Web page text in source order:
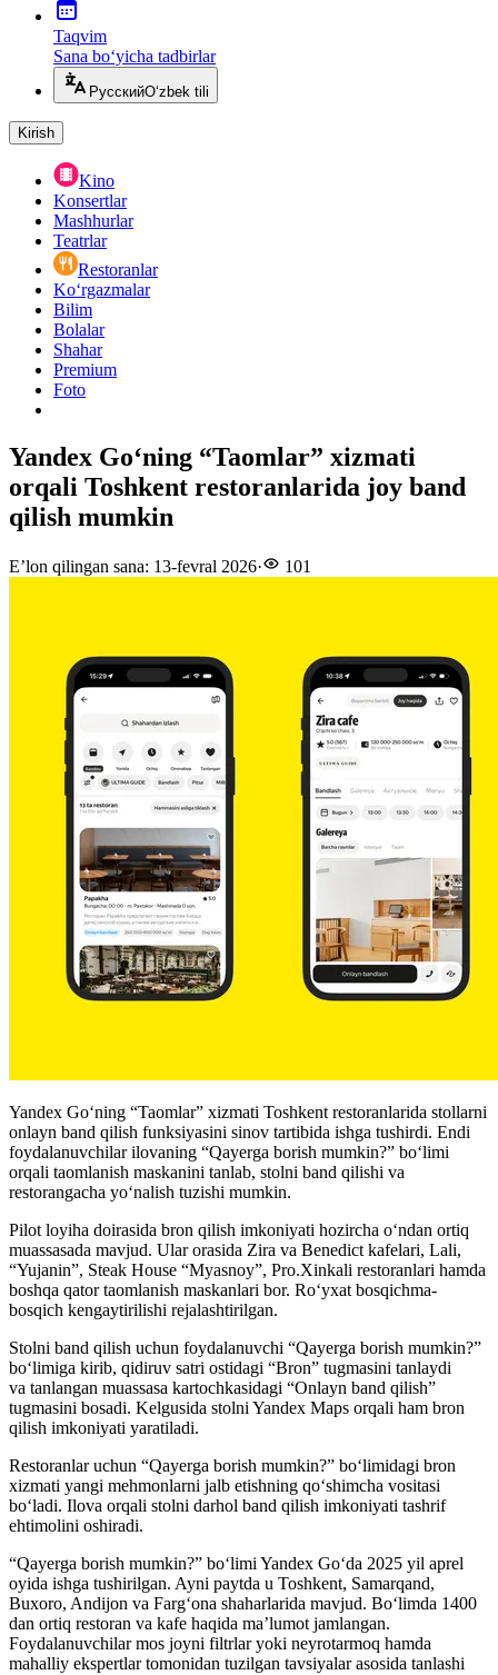
Taqvim
Sana bo‘yicha tadbirlar
РусскийO‘zbek tili
Kirish
Kino
Konsertlar
Mashhurlar
Teatrlar
Restoranlar
Ko‘rgazmalar
Bilim
Bolalar
Shahar
Premium
Foto
Yandex Goʻning “Taomlar” xizmati
orqali Toshkent restoranlarida joy band
qilish mumkin
E’lon qilingan sana: 13-fevral 2026· 101
Yandex Go‘ning “Taomlar” xizmati Toshkent restoranlarida stollarni
onlayn band qilish funksiyasini sinov tartibida ishga tushirdi. Endi
foydalanuvchilar ilovaning “Qayerga borish mumkin?” bo‘limi
orqali taomlanish maskanini tanlab, stolni band qilishi va
restorangacha yo‘nalish tuzishi mumkin.
Pilot loyiha doirasida bron qilish imkoniyati hozircha o‘ndan ortiq
muassasada mavjud. Ular orasida Zira va Benedict kafelari, Lali,
“Yujanin”, Steak House “Myasnoy”, Pro.Xinkali restoranlari hamda
boshqa qator taomlanish maskanlari bor. Ro‘yxat bosqichma-
bosqich kengaytirilishi rejalashtirilgan.
Stolni band qilish uchun foydalanuvchi “Qayerga borish mumkin?”
bo‘limiga kirib, qidiruv satri ostidagi “Bron” tugmasini tanlaydi
va tanlangan muassasa kartochkasidagi “Onlayn band qilish”
tugmasini bosadi. Kelgusida stolni Yandex Maps orqali ham bron
qilish imkoniyati yaratiladi.
Restoranlar uchun “Qayerga borish mumkin?” bo‘limidagi bron
xizmati yangi mehmonlarni jalb etishning qo‘shimcha vositasi
bo‘ladi. Ilova orqali stolni darhol band qilish imkoniyati tashrif
ehtimolini oshiradi.
“Qayerga borish mumkin?” bo‘limi Yandex Go‘da 2025 yil aprel
oyida ishga tushirilgan. Ayni paytda u Toshkent, Samarqand,
Buxoro, Andijon va Farg‘ona shaharlarida mavjud. Bo‘limda 1400
dan ortiq restoran va kafe haqida ma’lumot jamlangan.
Foydalanuvchilar mos joyni filtrlar yoki neyrotarmoq hamda
mahalliy ekspertlar tomonidan tuzilgan tavsiyalar asosida tanlashi